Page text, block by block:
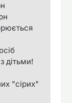
дітьми!
"сірих"